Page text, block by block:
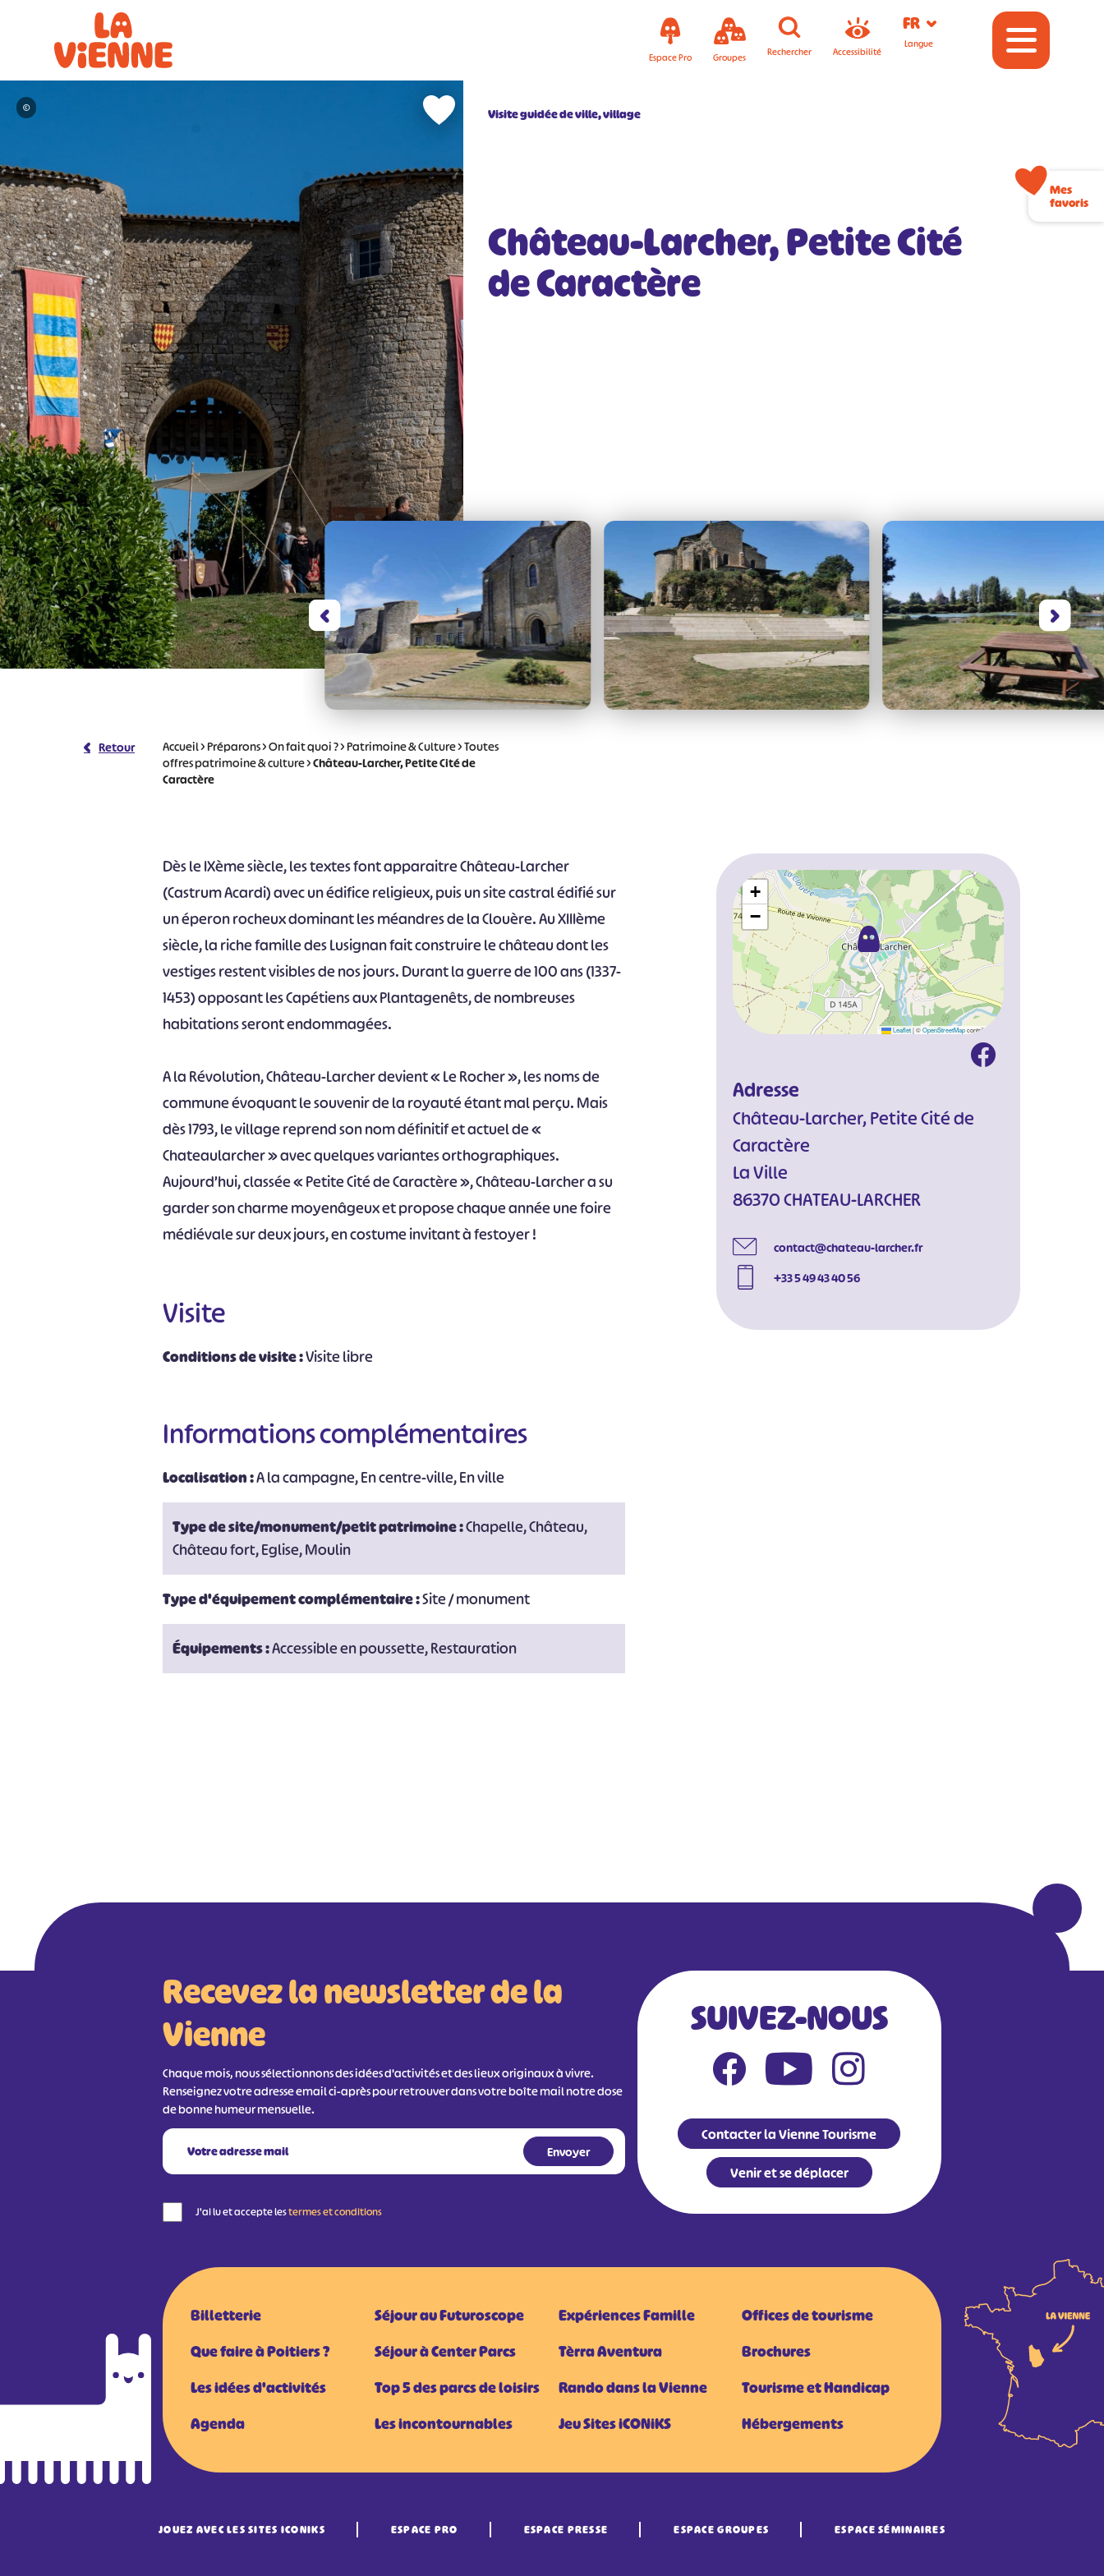
Espace Pro Groupes Rechercher Accessibilité
FR
Langue
© Visite guidée de ville, village
Château-Larcher, Petite Cité
de Caractère
Retour Accueil>Préparons>On fait quoi ?>Patrimoine & Culture>Toutes
offres patrimoine & culture>Château-Larcher, Petite Cité de
Caractère
Dès le IXème siècle, les textes font apparaitre Château-Larcher
(Castrum Acardi) avec un édifice religieux, puis un site castral édifié sur
un éperon rocheux dominant les méandres de la Clouère. Au XIIIème
siècle, la riche famille des Lusignan fait construire le château dont les
vestiges restent visibles de nos jours. Durant la guerre de 100 ans (1337-
1453) opposant les Capétiens aux Plantagenêts, de nombreuses
habitations seront endommagées.
A la Révolution, Château-Larcher devient « Le Rocher », les noms de
commune évoquant le souvenir de la royauté étant mal perçu. Mais
dès 1793, le village reprend son nom définitif et actuel de «
Chateaularcher » avec quelques variantes orthographiques.
Aujourd’hui, classée « Petite Cité de Caractère », Château-Larcher a su
garder son charme moyenâgeux et propose chaque année une foire
médiévale sur deux jours, en costume invitant à festoyer !
Visite
Conditions de visite :Visite libre
Informations complémentaires
Localisation :A la campagne, En centre-ville, En ville
Type de site/monument/petit patrimoine :Chapelle, Château,
Château fort, Eglise, Moulin
Type d'équipement complémentaire :Site / monument
Équipements :Accessible en poussette, Restauration
+
−
Leaflet|©OpenStreetMapcontributors
Adresse
Château-Larcher, Petite Cité de
Caractère
La Ville
86370 CHATEAU-LARCHER
contact@chateau-larcher.fr
+33 5 49 43 40 56
Recevez la newsletter de la
Vienne
Chaque mois, nous sélectionnons des idées d'activités et des lieux originaux à vivre.
Renseignez votre adresse email ci-après pour retrouver dans votre boîte mail notre dose
de bonne humeur mensuelle.
J'ai lu et accepte lestermes et conditions
SUIVEZ-NOUS
Contacter la Vienne Tourisme
Venir et se déplacer
Billetterie
Que faire à Poitiers ?
Les idées d'activités
Agenda
Séjour au Futuroscope
Séjour à Center Parcs
Top 5 des parcs de loisirs
Les incontournables
Expériences Famille
Tèrra Aventura
Rando dans la Vienne
Jeu Sites iCONiKS
Offices de tourisme
Brochures
Tourisme et Handicap
Hébergements
JOUEZ AVEC LES SITES ICONIKS ESPACE PRO ESPACE PRESSE ESPACE GROUPES ESPACE SÉMINAIRES
Mes
favoris
Panneau de gestion des cookies